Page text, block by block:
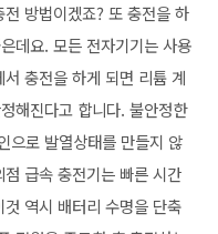
방법이겠죠? 또 충전을 하
데요. 모든 전자기기는 사용
충전을 하게 되면 리튬 계
해진다고 합니다. 불안정한
으로 발열상태를 만들지 않
급속 충전기는 빠른 시간
역시 배터리 수명을 단축